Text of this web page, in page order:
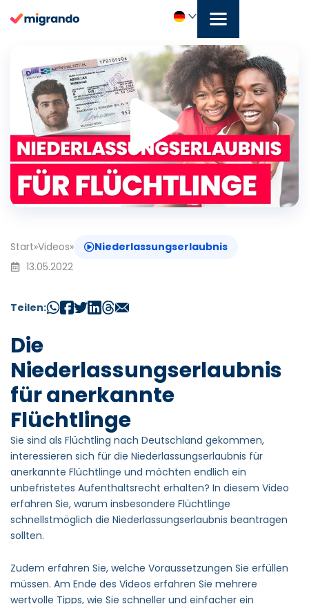
Inhalt
Deutsch
Play
Start»Videos»
Niederlassungserlaubnis
13.05.2022
Teilen:
Die
Niederlassungserlaubnis
für anerkannte
Flüchtlinge
Sie sind als Flüchtling nach Deutschland gekommen,
interessieren sich für die Niederlassungserlaubnis für
anerkannte Flüchtlinge und möchten endlich ein
unbefristetes Aufenthaltsrecht erhalten? In diesem Video
erfahren Sie, warum insbesondere Flüchtlinge
schnellstmöglich die Niederlassungserlaubnis beantragen
sollten.
Zudem erfahren Sie, welche Voraussetzungen Sie erfüllen
müssen. Am Ende des Videos erfahren Sie mehrere
wertvolle Tipps, wie Sie schneller und einfacher ein